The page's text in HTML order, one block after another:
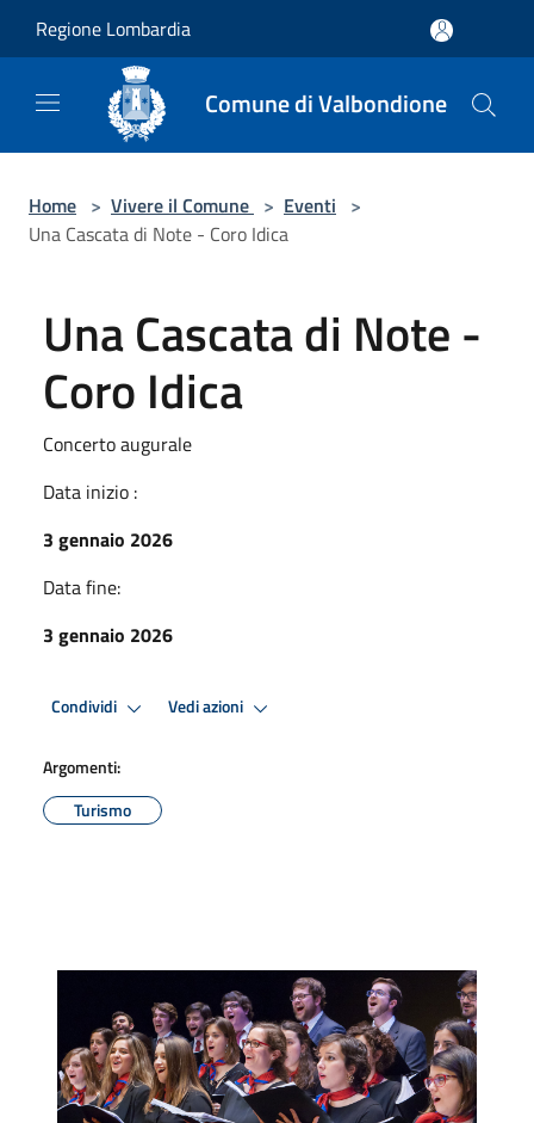
Regione Lombardia
Comune di Valbondione
Home > Vivere il Comune > Eventi >
Una Cascata di Note - Coro Idica
Una Cascata di Note -
Coro Idica
Concerto augurale
Data inizio :
3 gennaio 2026
Data fine:
3 gennaio 2026
Condividi Vedi azioni
Argomenti:
Turismo